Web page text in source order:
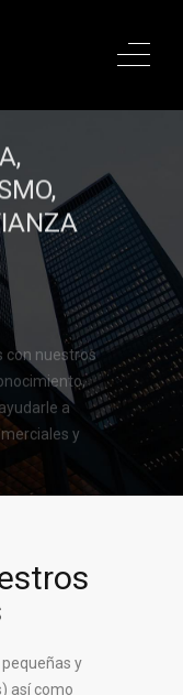
nuestros
a
y
y
así como